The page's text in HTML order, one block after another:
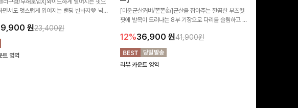
러구성/부해보임X]와이드하게 떨어지는 핏으
면서도 멋스럽게 입어지는 밴딩 반바지🤎 넉넉
지는 아이템!원23,400원
트 영역
[미운군살커버/쫀쫀👍]군살을 잡아주는 깔끔한 부츠컷
핏에 발목이 드러나는 8부 기장으로 다리를 슬림하고 길
요~!
12%36,900 원41,900원
리뷰 카운트 영역